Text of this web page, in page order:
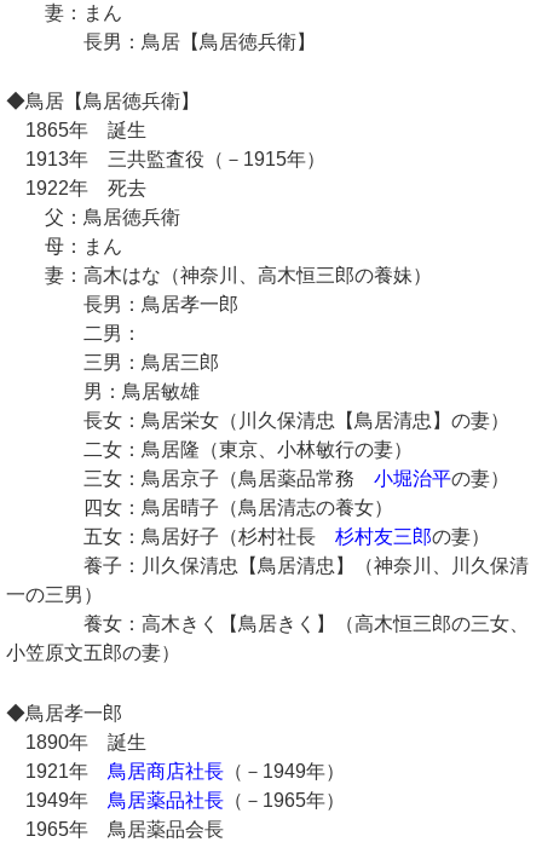
妻：まん
長男：鳥居【鳥居徳兵衛】
◆鳥居【鳥居徳兵衛】
1865年 誕生
1913年 三共監査役（－1915年）
1922年 死去
父：鳥居徳兵衛
母：まん
妻：高木はな（神奈川、高木恒三郎の養妹）
長男：鳥居孝一郎
二男：
三男：鳥居三郎
男：鳥居敏雄
長女：鳥居栄女（川久保清忠【鳥居清忠】の妻）
二女：鳥居隆（東京、小林敏行の妻）
三女：鳥居京子（鳥居薬品常務 小堀治平の妻）
四女：鳥居晴子（鳥居清志の養女）
五女：鳥居好子（杉村社長 杉村友三郎の妻）
養子：川久保清忠【鳥居清忠】（神奈川、川久保清
一の三男）
養女：高木きく【鳥居きく】（高木恒三郎の三女、
小笠原文五郎の妻）
◆鳥居孝一郎
1890年 誕生
1921年 鳥居商店社長（－1949年）
1949年 鳥居薬品社長（－1965年）
1965年 鳥居薬品会長